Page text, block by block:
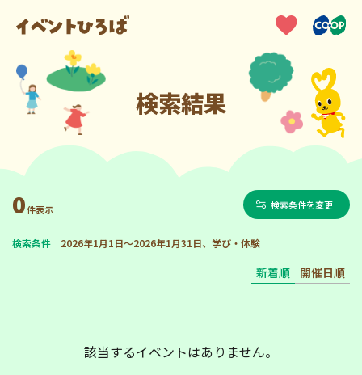
検索結果
0件表示 検索条件を変更
検索条件 2026年1月1日～2026年1月31日、学び・体験
新着順 開催日順
該当するイベントはありません。